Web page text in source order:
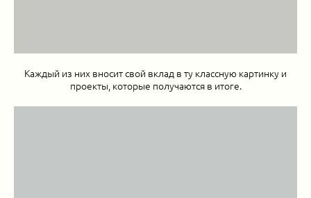
Каждый из них вносит свой вклад в ту классную картинку и
проекты, которые получаются в итоге.